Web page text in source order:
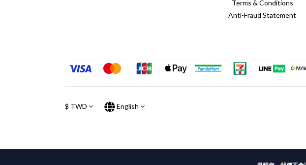
Terms & Conditions
Anti-Fraud Statement
$ TWD English